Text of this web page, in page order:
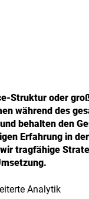
Struktur oder
während des
behalten den
Erfahrung in
tragfähige
Analytik